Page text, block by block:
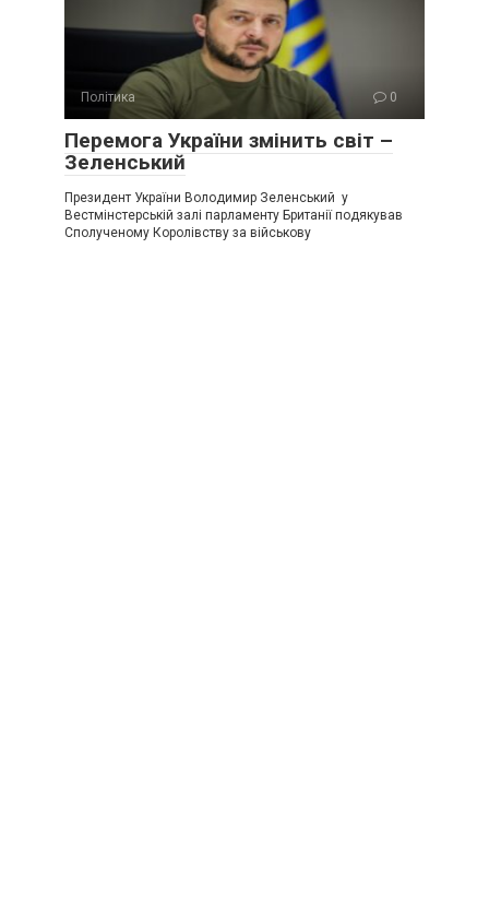
Політика 0
Перемога України змінить світ –
Зеленський
Президент України Володимир Зеленський у
Вестмінстерській залі парламенту Британії подякував
Сполученому Королівству за військову